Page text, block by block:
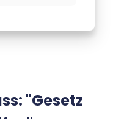
"Gesetz